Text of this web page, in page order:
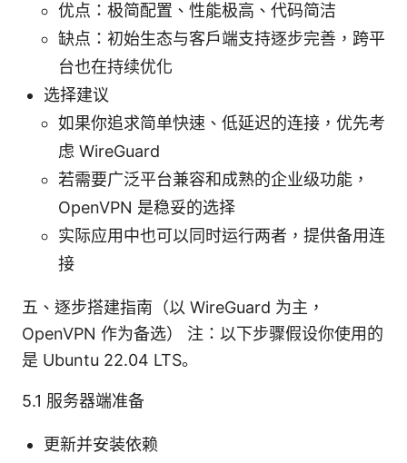
优点：极简配置、性能极高、代码简洁
缺点：初始生态与客户端支持逐步完善，跨平
台也在持续优化
选择建议
如果你追求简单快速、低延迟的连接，优先考
虑 WireGuard
若需要广泛平台兼容和成熟的企业级功能，
OpenVPN 是稳妥的选择
实际应用中也可以同时运行两者，提供备用连
接
五、逐步搭建指南（以 WireGuard 为主，
OpenVPN 作为备选） 注：以下步骤假设你使用的
是 Ubuntu 22.04 LTS。
5.1 服务器端准备
更新并安装依赖